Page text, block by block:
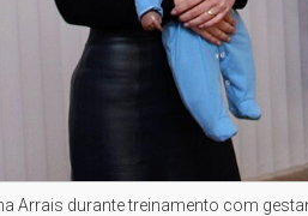
Arrais durante treinamento com